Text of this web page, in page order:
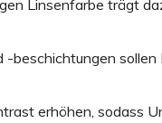
Linsenfarbe trägt
beschichtungen
erhöhen, sodass